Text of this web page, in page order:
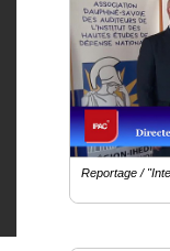
Reportage /